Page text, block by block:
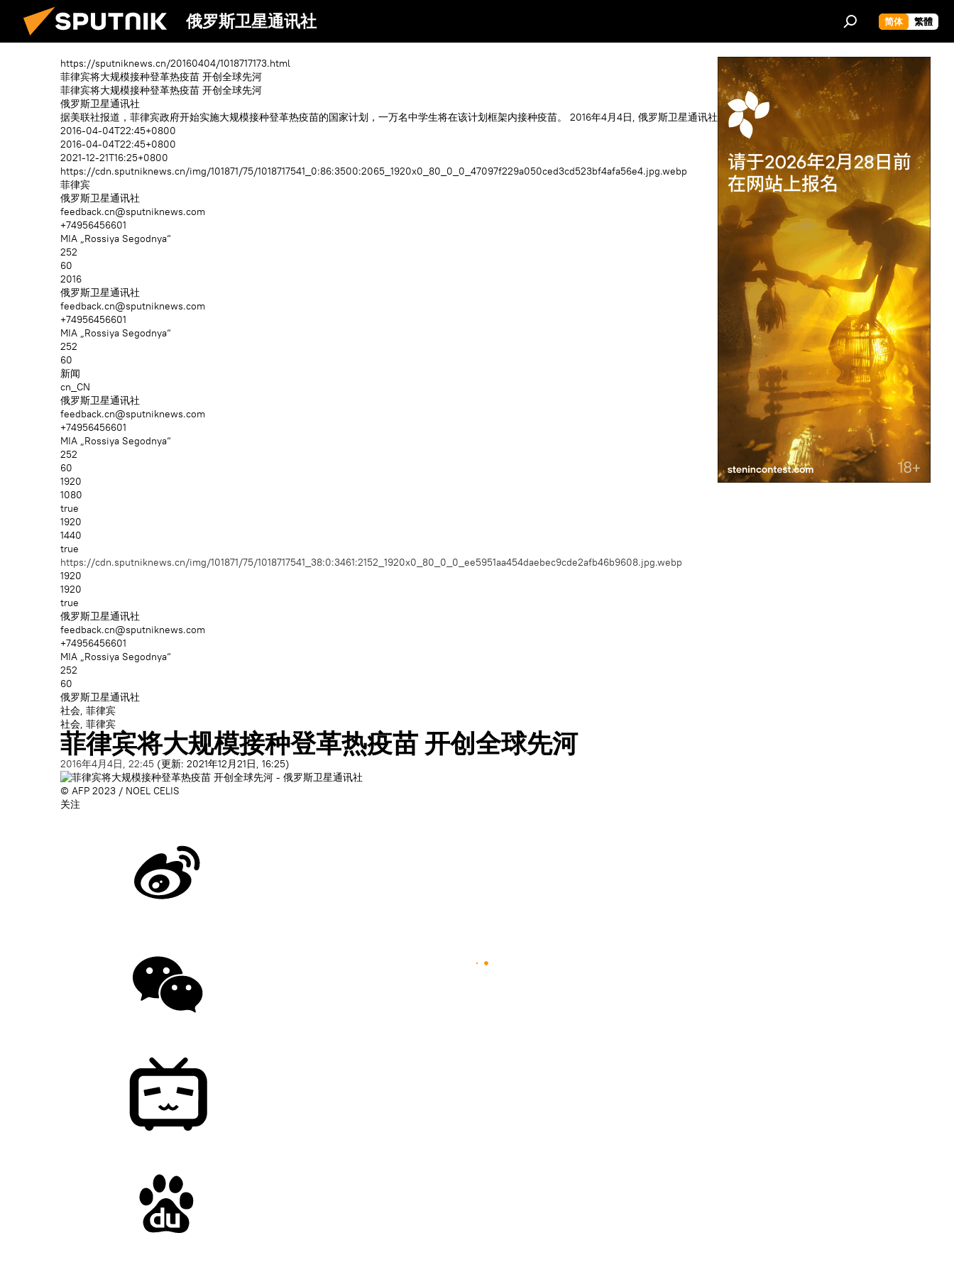
俄罗斯卫星通讯社 简体 繁體
https://sputniknews.cn/20160404/1018717173.html
菲律宾将大规模接种登革热疫苗 开创全球先河
菲律宾将大规模接种登革热疫苗 开创全球先河
俄罗斯卫星通讯社
据美联社报道，菲律宾政府开始实施大规模接种登革热疫苗的国家计划，一万名中学生将在该计划框架内接种疫苗。 2016年4月4日, 俄罗斯卫星通讯社
2016-04-04T22:45+0800
2016-04-04T22:45+0800
2021-12-21T16:25+0800
https://cdn.sputniknews.cn/img/101871/75/1018717541_0:86:3500:2065_1920x0_80_0_0_47097f229a050ced3cd523bf4afa56e4.jpg.webp
菲律宾
俄罗斯卫星通讯社
feedback.cn@sputniknews.com
+74956456601
MIA „Rossiya Segodnya“
252
60
2016
俄罗斯卫星通讯社
feedback.cn@sputniknews.com
+74956456601
MIA „Rossiya Segodnya“
252
60
新闻
cn_CN
俄罗斯卫星通讯社
feedback.cn@sputniknews.com
+74956456601
MIA „Rossiya Segodnya“
252
60
1920
1080
true
1920
1440
true
https://cdn.sputniknews.cn/img/101871/75/1018717541_38:0:3461:2152_1920x0_80_0_0_ee5951aa454daebec9cde2afb46b9608.jpg.webp
1920
1920
true
俄罗斯卫星通讯社
feedback.cn@sputniknews.com
+74956456601
MIA „Rossiya Segodnya“
252
60
俄罗斯卫星通讯社
社会, 菲律宾
社会, 菲律宾
菲律宾将大规模接种登革热疫苗 开创全球先河
2016年4月4日, 22:45 (更新: 2021年12月21日, 16:25)
© AFP 2023 / NOEL CELIS
关注